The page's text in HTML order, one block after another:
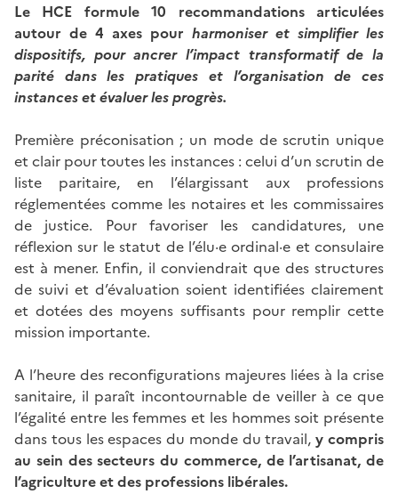
Le HCE formule 10 recommandations articulées
autour de 4 axes pour harmoniser et simplifier les
dispositifs, pour ancrer l’impact transformatif de la
parité dans les pratiques et l’organisation de ces
instances et évaluer les progrès.
Première préconisation ; un mode de scrutin unique
et clair pour toutes les instances : celui d’un scrutin de
liste paritaire, en l’élargissant aux professions
réglementées comme les notaires et les commissaires
de justice. Pour favoriser les candidatures, une
réflexion sur le statut de l’élu·e ordinal·e et consulaire
est à mener. Enfin, il conviendrait que des structures
de suivi et d’évaluation soient identifiées clairement
et dotées des moyens suffisants pour remplir cette
mission importante.
A l’heure des reconfigurations majeures liées à la crise
sanitaire, il paraît incontournable de veiller à ce que
l’égalité entre les femmes et les hommes soit présente
dans tous les espaces du monde du travail,y compris
au sein des secteurs du commerce, de l’artisanat, de
l’agriculture et des professions libérales.